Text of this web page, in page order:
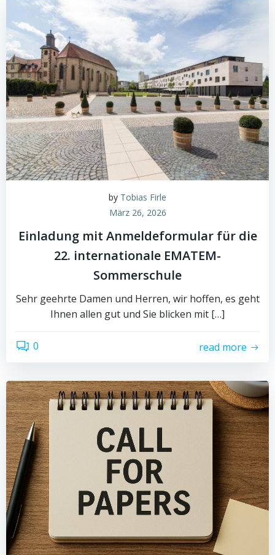
by Tobias Firle
März 26, 2026
Einladung mit Anmeldeformular für die
22. internationale EMATEM-
Sommerschule
Sehr geehrte Damen und Herren, wir hoffen, es geht
Ihnen allen gut und Sie blicken mit […]
0 read more